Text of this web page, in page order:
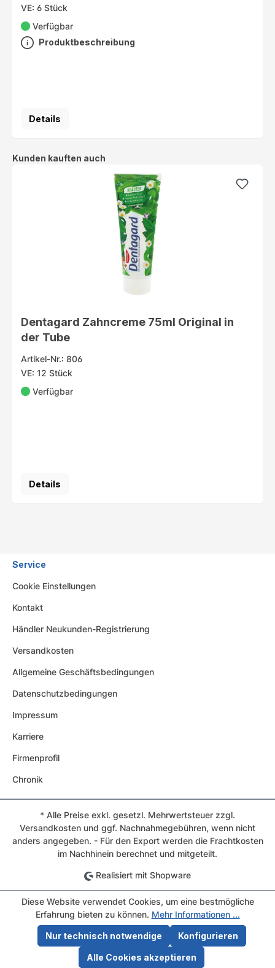
VE: 6 Stück
Verfügbar
Produktbeschreibung
Details
Produktgalerie überspringen
Kunden kauften auch
Dentagard Zahncreme 75ml Original in
der Tube
Artikel-Nr.: 806
VE: 12 Stück
Verfügbar
Details
Service
Cookie Einstellungen
Kontakt
Händler Neukunden-Registrierung
Versandkosten
Allgemeine Geschäftsbedingungen
Datenschutzbedingungen
Impressum
Karriere
Firmenprofil
Chronik
* Alle Preise exkl. gesetzl. Mehrwertsteuer zzgl.
Versandkosten und ggf. Nachnahmegebühren, wenn nicht
anders angegeben. - Für den Export werden die Frachtkosten
im Nachhinein berechnet und mitgeteilt.
Realisiert mit Shopware
Diese Website verwendet Cookies, um eine bestmögliche
Erfahrung bieten zu können. Mehr Informationen ...
Nur technisch notwendige Konfigurieren
Alle Cookies akzeptieren